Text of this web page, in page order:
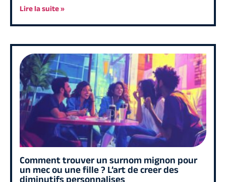
Lire la suite »
Comment trouver un surnom mignon pour
un mec ou une fille ? L’art de creer des